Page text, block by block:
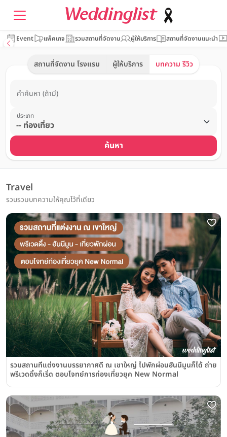
Event แพ็คเกจ รวมสถานที่จัดงาน ผู้ให้บริการ สถานที่จัดงานแนะนำ
สถานที่จัดงาน โรงแรม ผู้ให้บริการ บทความ รีวิว
คำค้นหา (ถ้ามี)
ประเภท
ค้นหา
Travel
รวบรวมบทความให้คุณไว้ที่เดียว
รวมสถานที่แต่งงานบรรยากาศดี ณ เขาใหญ่ ไปพักผ่อนฮันนีมูนก็ได้ ถ่าย
พรีเวดดิ้งก็เริ่ด ตอบโจทย์การท่องเที่ยวยุค New Normal